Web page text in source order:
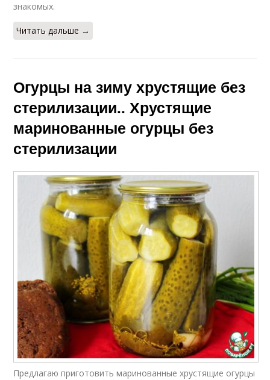
знакомых.
Читать дальше →
Огурцы на зиму хрустящие без
стерилизации.. Хрустящие
маринованные огурцы без
стерилизации
Предлагаю приготовить маринованные хрустящие огурцы